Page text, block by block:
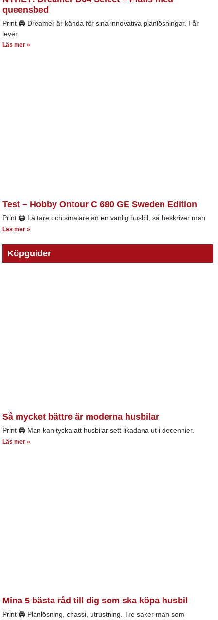
queensbed
Print 🖨 Dreamer är kända för sina innovativa planlösningar. I år
lever
Läs mer »
Test – Hobby Ontour C 680 GE Sweden Edition
Print 🖨 Lättare och smalare än en vanlig husbil, så beskriver man
Läs mer »
Köpguider
Så mycket bättre är moderna husbilar
Print 🖨 Man kan tycka att husbilar sett likadana ut i decennier.
Läs mer »
Mina 5 bästa råd till dig som ska köpa husbil
Print 🖨 Planlösning, chassi, utrustning. Tre saker man som